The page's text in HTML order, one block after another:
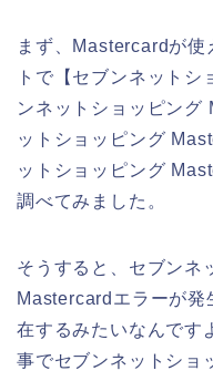
まず、Mastercardが使
トで【セブンネット
ンネットショッピン
ットショッピング
ットショッピング
調べてみました。
そうすると、セブンネ
Mastercardエラーが発
在するみたいなんです
事でセブンネットショ